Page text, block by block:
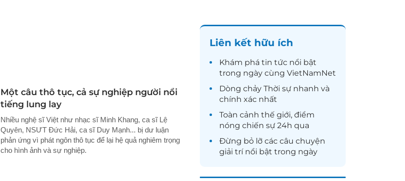
Một câu thô tục, cả sự nghiệp người nổi
tiếng lung lay
Nhiều nghệ sĩ Việt như nhạc sĩ Minh Khang, ca sĩ Lệ
Quyên, NSƯT Đức Hải, ca sĩ Duy Mạnh... bị dư luận
phản ứng vì phát ngôn thô tục để lại hệ quả nghiêm trọng
cho hình ảnh và sự nghiệp.
Liên kết hữu ích
Khám phá tin tức nổi bật
trong ngày cùng VietNamNet
Dòng chảy Thời sự nhanh và
chính xác nhất
Toàn cảnh thế giới, điểm
nóng chiến sự 24h qua
Đừng bỏ lỡ các câu chuyện
giải trínổi bật trong ngày